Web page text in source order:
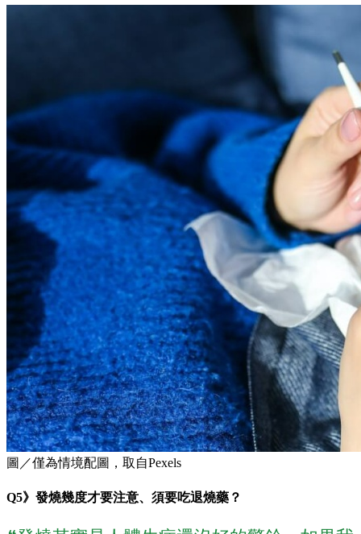
圖／僅為情境配圖，取自Pexels
Q5》發燒幾度才要注意、須要吃退燒藥？